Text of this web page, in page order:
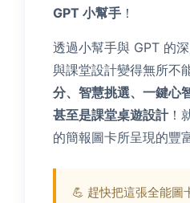
GPT 小幫手 ！
透過小幫手與 GPT 的
與課堂設計變得無所不
分、智慧挑選、一鍵心
甚至是課堂桌遊設計！
的簡報圖卡所呈現的豐
💪 趕快把這張全能圖